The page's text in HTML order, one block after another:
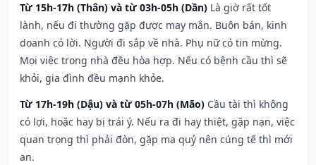
Từ 15h-17h (Thân) và từ 03h-05h (Dần) Là giờ rất tốt
lành, nếu đi thường gặp được may mắn. Buôn bán, kinh
doanh có lời. Người đi sắp về nhà. Phụ nữ có tin mừng.
Mọi việc trong nhà đều hòa hợp. Nếu có bệnh cầu thì sẽ
khỏi, gia đình đều mạnh khỏe.
Từ 17h-19h (Dậu) và từ 05h-07h (Mão) Cầu tài thì không
có lợi, hoặc hay bị trái ý. Nếu ra đi hay thiệt, gặp nạn, việc
quan trọng thì phải đòn, gặp ma quỷ nên cúng tế thì mới
an.